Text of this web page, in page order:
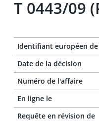
T 0443/09
Identifiant européen
Date de la décision
Numéro de l'affaire
En ligne le
Requête en révision de